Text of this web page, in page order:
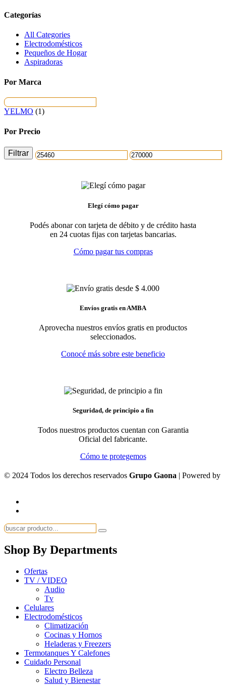
Categorías
All Categories
Electrodomésticos
Pequeños de Hogar
Aspiradoras
Por Marca
YELMO (1)
Por Precio
Precio Precio
Filtrar
Elegí cómo pagar
Podés abonar con tarjeta de débito y de crédito hasta
en 24 cuotas fijas con tarjetas bancarias.
Cómo pagar tus compras
Envíos gratis en AMBA
Aprovecha nuestros envíos gratis en productos
seleccionados.
Conocé más sobre este beneficio
Seguridad, de principio a fin
Todos nuestros productos cuentan con Garantia
Oficial del fabricante.
Cómo te protegemos
© 2024 Todos los derechos reservados Grupo Gaona | Powered by
Shop By Departments
Ofertas
TV / VIDEO
Audio
Tv
Celulares
Electrodomésticos
Climatización
Cocinas y Hornos
Heladeras y Freezers
Termotanques Y Calefones
Cuidado Personal
Electro Belleza
Salud y Bienestar